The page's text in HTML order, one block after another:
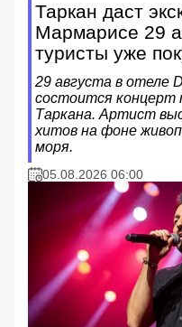
Таркан даст
Мармарисе 29
туристы уже
29 августа в отеле
состоится концерт
Таркана. Артист
хитов на фоне
моря.
05.08.2026 06:00